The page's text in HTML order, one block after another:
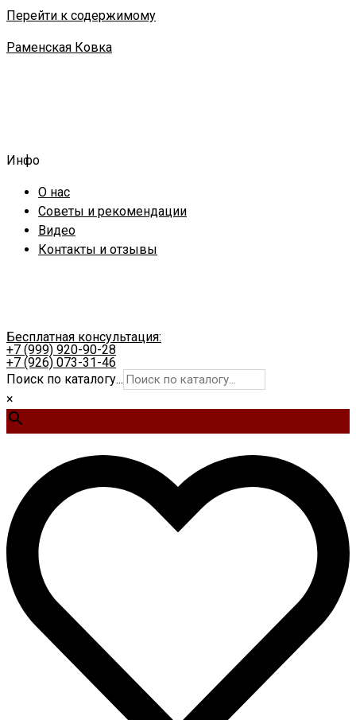
Перейти к содержимому
Раменская Ковка
Инфо
О нас
Советы и рекомендации
Видео
Контакты и отзывы
Бесплатная консультация:
+7 (999) 920-90-28
+7 (926) 073-31-46
Поиск по каталогу...
×